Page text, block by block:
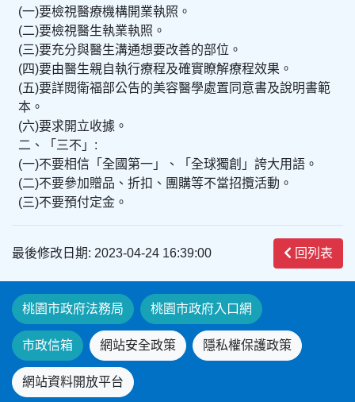
(一)要檢視醫療機構開業執照。
(二)要檢視醫生執業執照。
(三)要充分與醫生溝通想要改善的部位。
(四)要由醫生親自執行療程及確實瞭解療程效果。
(五)要詳閱衛福部公告的美容醫學處置同意書及說明書範
本。
(六)要求開立收據。
二、「三不」:
(一)不要相信「全國第一」、「全球獨創」誇大用語。
(二)不要參加贈品、折扣、團購等不當招攬活動。
(三)不要預付定金。
最後修改日期: 2023-04-24 16:39:00 回列表
桃園市政府法務局 桃園市政府入口網
市政信箱 網站安全政策 隱私權保護政策
網站資料開放平台